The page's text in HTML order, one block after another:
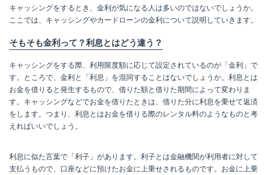
キャッシングをするとき、金利が気になる人は多いのではないでしょうか。
ここでは、キャッシングやカードローンの金利について説明していきます。
そもそも金利って？利息とはどう違う？
キャッシングをする際、利用限度額に応じて設定されているのが「金利」で
す。ところで、金利と「利息」を混同することはないでしょうか。利息とは
お金を借りると発生するもので、借りた額と借りた期間によって変わりま
す。キャッシングなどでお金を借りたときは、借りた分に利息を乗せて返済
をします。つまり、利息とはお金を借りる際のレンタル料のようなものと考
えればいいでしょう。
利息に似た言葉で「利子」があります。利子とは金融機関が利用者に対して
支払うもので、口座などに預けたお金に上乗せされるものです。お金に上乗